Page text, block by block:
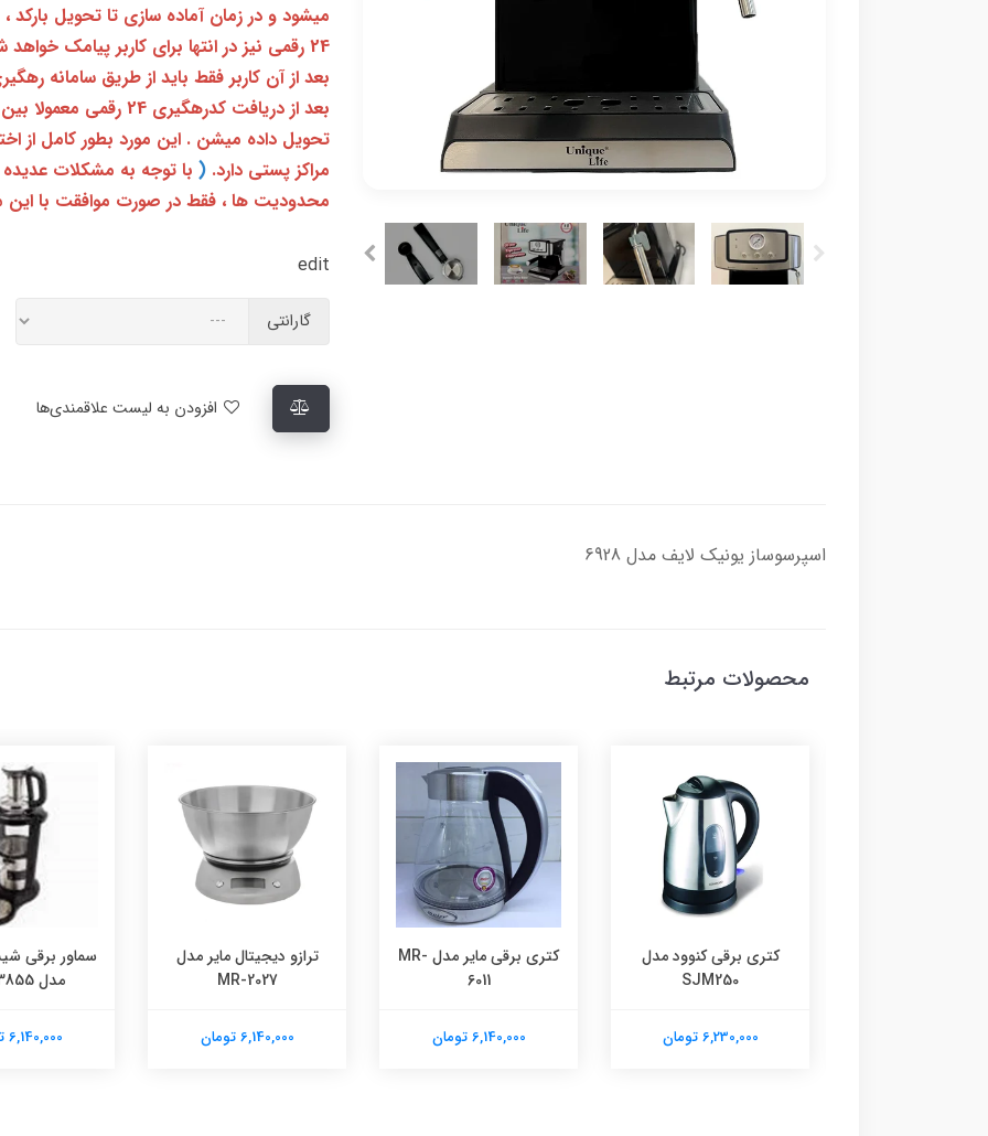
میشود و در زمان آماده سازی تا تحویل
24 رقمی نیز در انتها برای کاربر پیامک خواهد شد
تحویل داده میشن . این مورد بطور کامل از
مراکز پستی دارد. ( با توجه به مشکلات
محدودیت ها ، فقط در صورت موافقت با این
edit
گارانتی
اسپرسوساز یونیک لایف مدل 6928
محصولات مرتبط
کتری برقی کنوود مدل
SJM250
6,230,000 تومان
کتری برقی مایر مدل MR-
6011
6,140,000 تومان
ترازو دیجیتال مایر مدل
MR-2027
6,140,000 تومان
سماور برقی
مدل MR-3855
6,140,000 تومان